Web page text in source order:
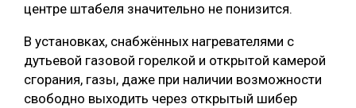
центре штабеля значительно не понизится.
В установках, снабжённых нагревателями с
дутьевой газовой горелкой и открытой камерой
сгорания, газы, даже при наличии возможности
свободно выходить через открытый шибер